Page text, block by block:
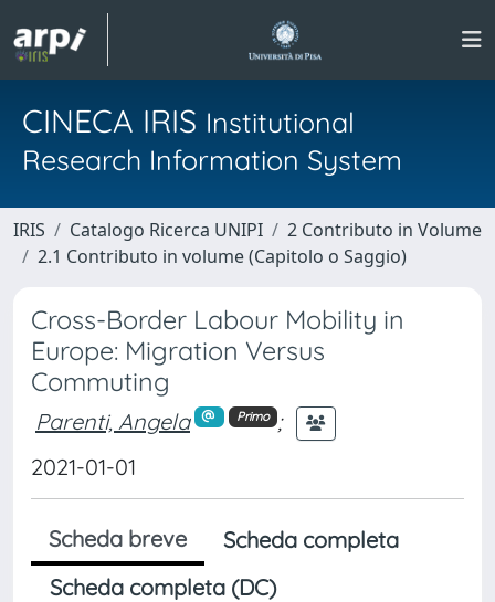
CINECA IRIS Institutional
Research Information System
IRIS Catalogo Ricerca UNIPI
2 Contributo in Volume
2.1 Contributo in volume (Capitolo o Saggio)
Cross-Border Labour Mobility in
Europe: Migration Versus
Commuting
Parenti, Angela Primo
;
2021-01-01
Scheda breve
Scheda completa
Scheda completa (DC)